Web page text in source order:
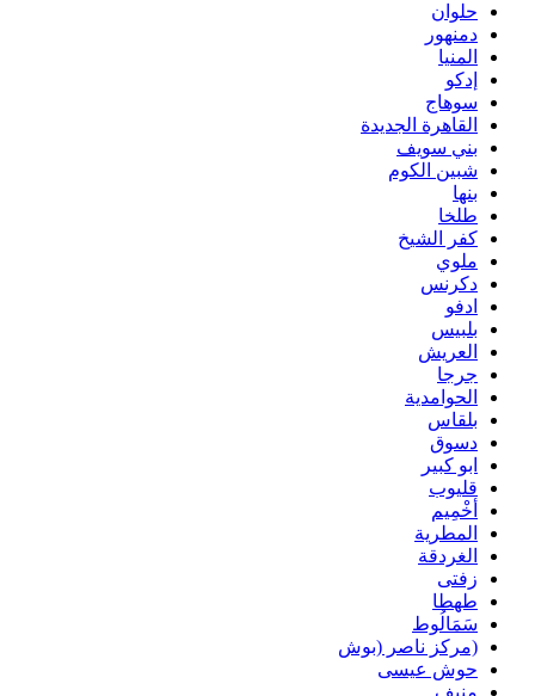
حلوان
دمنهور
المنيا
إدكو
سوهاج
القاهرة الجديدة
بني سويف
شبين الكوم
بنها
طلخا
كفر الشيخ
ملوي
دكرنس
ادفو
بلبيس
العريش
جرجا
الحوامدية
بلقاس
دسوق
ابو كبير
قليوب
أخْمِيم
المطرية
الغردقة
زفتى
طهطا
سَمَالُوط
(مركز ناصر (بوش
حوش عيسى
منيف